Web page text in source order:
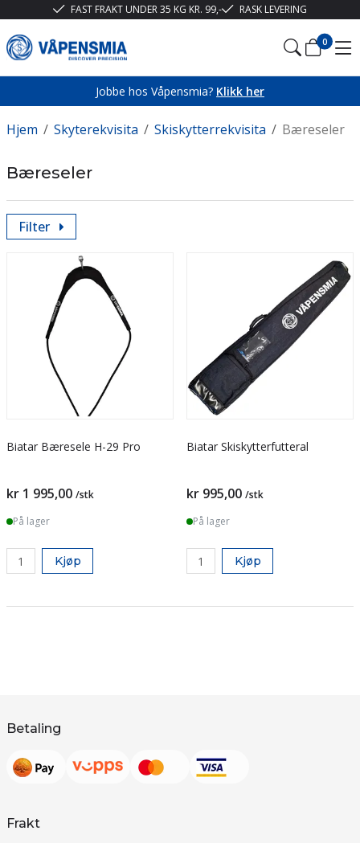
FAST FRAKT UNDER 35 KG KR. 99,- RASK LEVERING
0
Jobbe hos Våpensmia? Klikk her
/
Hjem /
Skyterekvisita /
Skiskytterrekvisita Bæreseler
Bæreseler
Filter
Biatar Bæresele H-29 Pro
kr 1 995,00 /stk
På lager
Kjøp
Biatar Skiskytterfutteral
kr 995,00 /stk
På lager
Kjøp
Betaling
Frakt